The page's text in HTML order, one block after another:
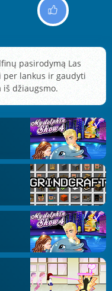
pasirodymą Las
per lankus ir gaudyti
iš džiaugsmo.